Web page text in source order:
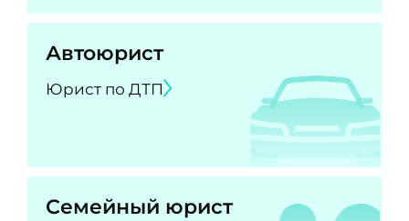
Автоюрист
Юрист по ДТП
Семейный юрист